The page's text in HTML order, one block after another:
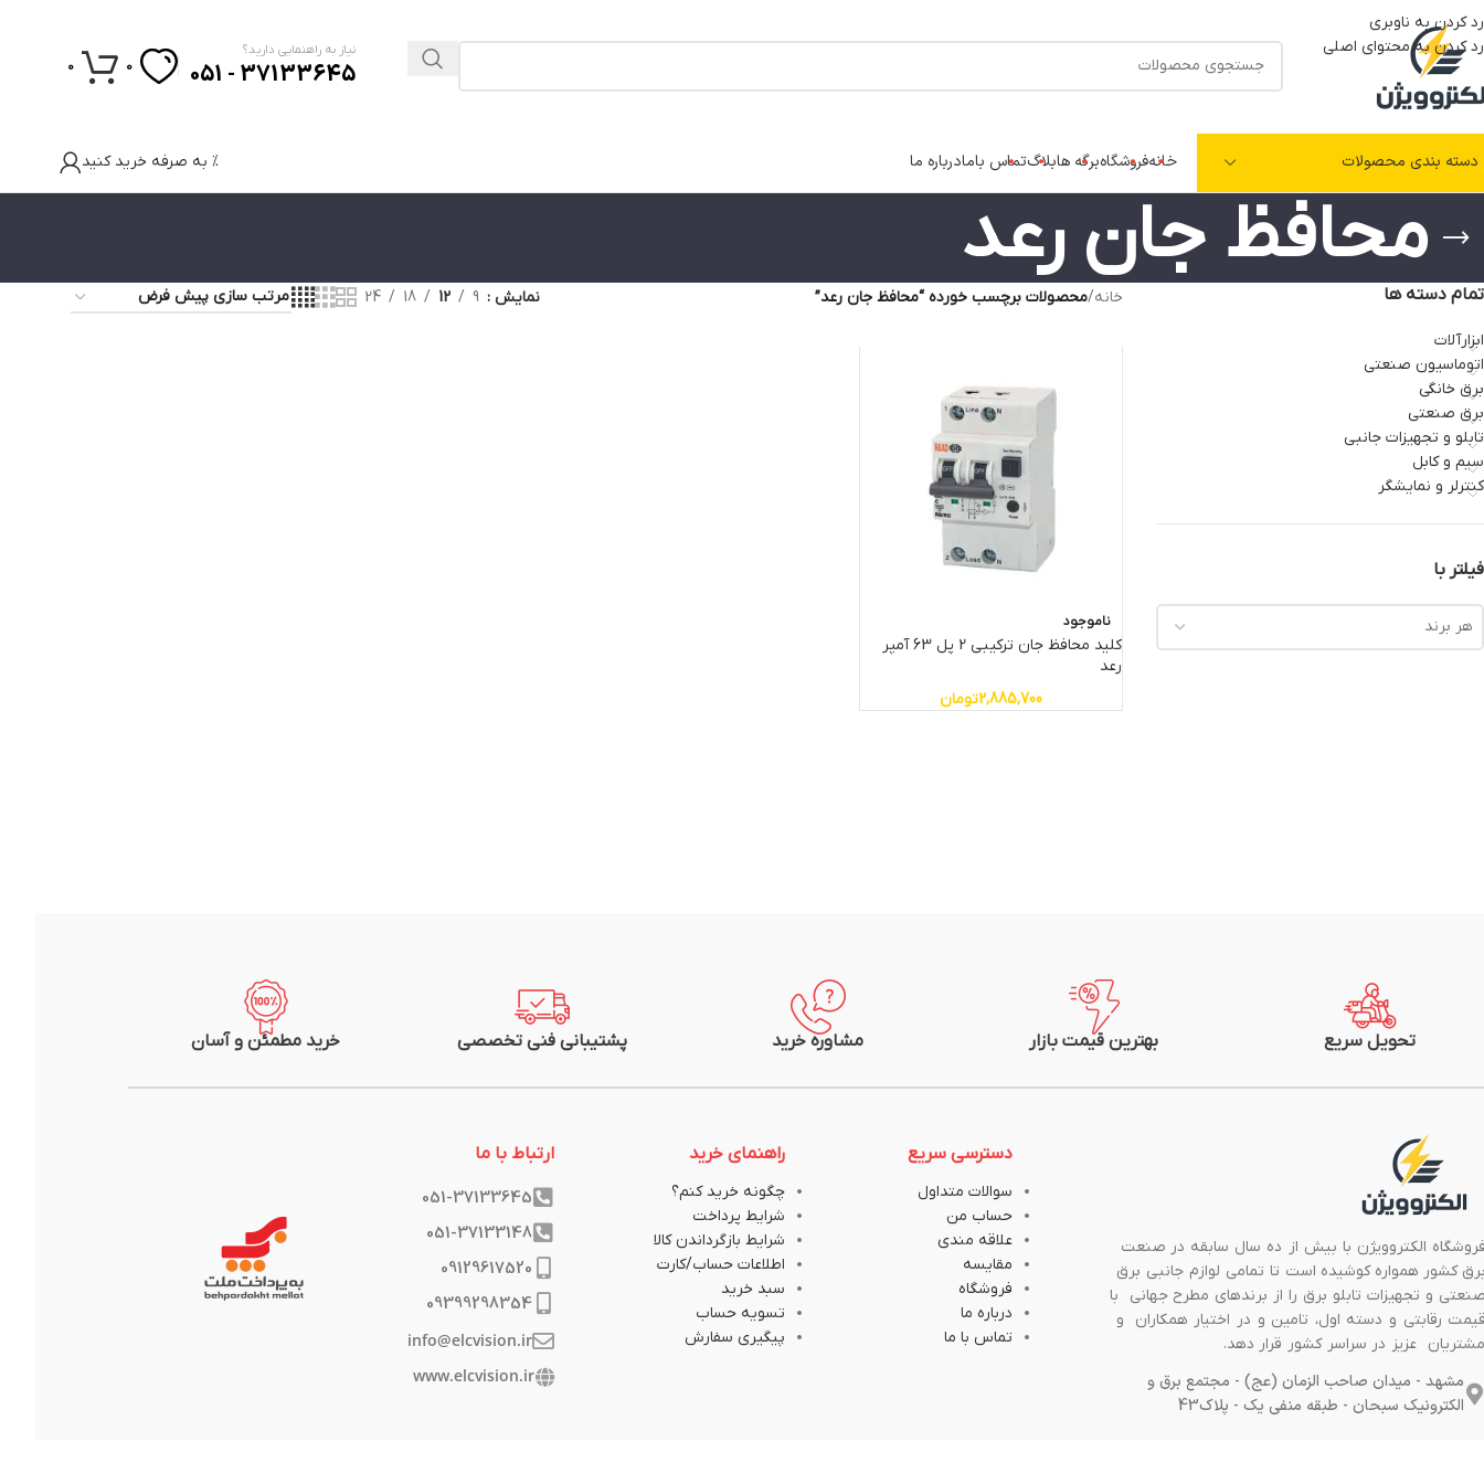
رد کردن به ناوبری
رد کردن به محتوای اصلی
نیاز به راهنمایی دارید؟
37133645 - 051
0
0
دسته بندی محصولات خانهفروشگاهبرگه هابلاگتماس بامادرباره ما % به صرفه خرید کنید
محافظ جان رعد
تمام دسته ها
ابزارآلات
اتوماسیون صنعتی
برق خانگی
برق صنعتی
تابلو و تجهیزات جانبی
سیم و کابل
کنترلر و نمایشگر
فیلتر با
هر برند
خانه/محصولات برچسب خورده “محافظ جان رعد” نمایش 9
12
18
24
ناموجود
کلید محافظ جان ترکیبی 2 پل 63 آمپر
رعد
2,885,700تومان
تحویل سریع بهترین قیمت بازار مشاوره خرید پشتیبانی فنی تخصصی خرید مطمئن و آسان
الکتروویژن با بیش از ده سال سابقه در صنعت
کشور همواره کوشیده است تا تمامی لوازم جانبی برق
و تجهیزات تابلو برق را از برندهای مطرح جهانی با
رقابتی و دسته اول، تامین و در اختیار همکاران و
عزیز در سراسر کشور قرار دهد.
مشهد - میدان صاحب الزمان (عج) - مجتمع برق و
الکترونیک سبحان - طبقه منفی یک - پلاک43
دسترسی سریع
سوالات متداول
حساب من
علاقه مندی
مقایسه
فروشگاه
درباره ما
تماس با ما
راهنمای خرید
چگونه خرید کنم؟
شرایط پرداخت
شرایط بازگرداندن کالا
اطلاعات حساب/کارت
سبد خرید
تسویه حساب
پیگیری سفارش
ارتباط با ما
051-37133645
051-37133148
09129617520
09399298354
info@elcvision.ir
www.elcvision.ir